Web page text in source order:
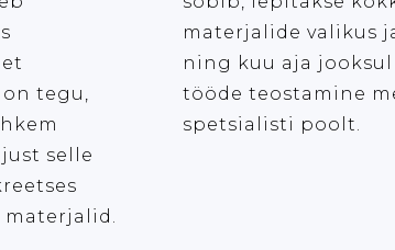
tegu,
selle
materjalid.
materjalide valikus
ning kuu aja
tööde teostamine
spetsialisti poolt.